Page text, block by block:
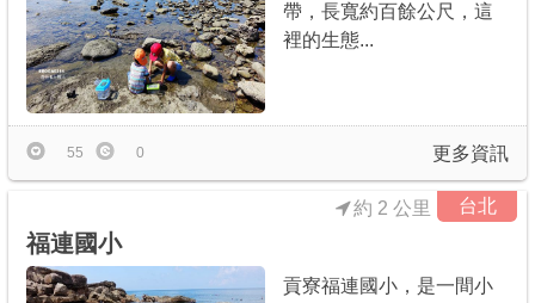
APP下載
帶，長寬約百餘公尺，這
裡的生態...
更多資訊
55 0
台北
約 2 公里
福連國小
貢寮福連國小，是一間小